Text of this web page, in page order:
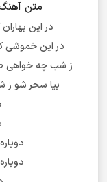
متن
در این
در این خموشی
ز شب چه خواهی
بیا سحر شو ز